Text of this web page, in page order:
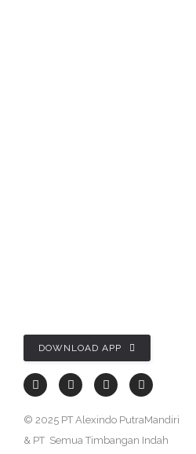
DOWNLOAD APP
© 2025 PT Alexindo PutraMandiri
& PT Semua Timbangan Indah